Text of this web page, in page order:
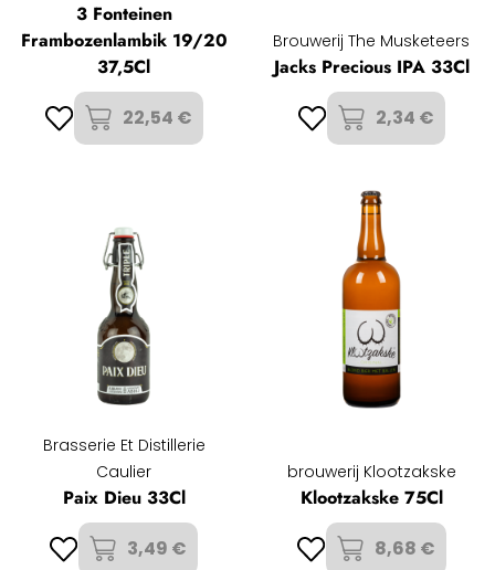
3 Fonteinen
Frambozenlambik 19/20
37,5Cl
22,54 €
Brouwerij The Musketeers
Jacks Precious IPA 33Cl
2,34 €
Brasserie Et Distillerie
Caulier
Paix Dieu 33Cl
3,49 €
brouwerij Klootzakske
Klootzakske 75Cl
8,68 €